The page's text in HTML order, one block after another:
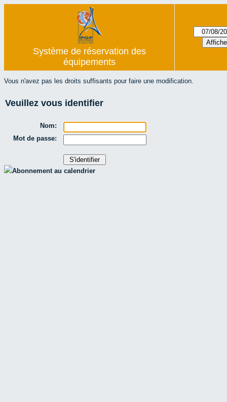
Système de réservation des
équipements
Vous n'avez pas les droits suffisants pour faire une modification.
Veuillez vous identifier
Nom:
Mot de passe:
Abonnement au calendrier